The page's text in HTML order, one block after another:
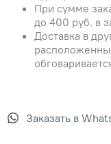
При сумме
до 400 руб. в
Доставка в
Заказать в